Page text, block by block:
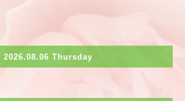
2026.08.06 Thursday